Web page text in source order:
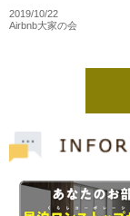
2019/10/22
Airbnb大家の会